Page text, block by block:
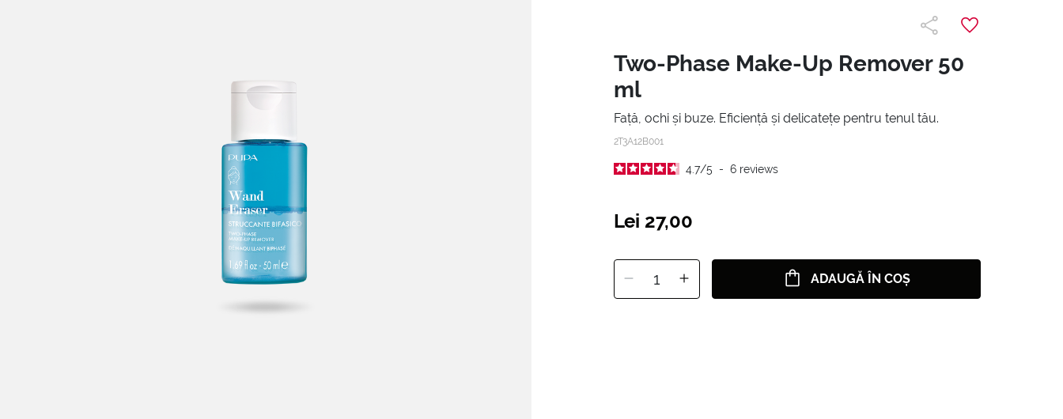
Two-Phase Make-Up Remover 50
ml
Față, ochi și buze. Eficiență și delicatețe pentru tenul tău.
2T3A12B001
4.7/5 - 6 reviews
Lei 27,00
1 ADAUGĂ ÎN COȘ